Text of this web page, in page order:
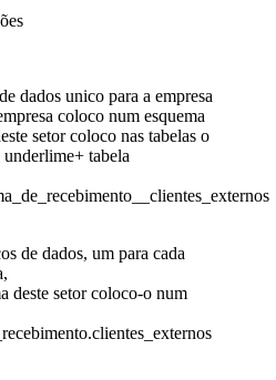
dados unico para a empresa
coloco num esquema
setor coloco nas tabelas o
tabela
de dados, um para cada
deste setor coloco-o num